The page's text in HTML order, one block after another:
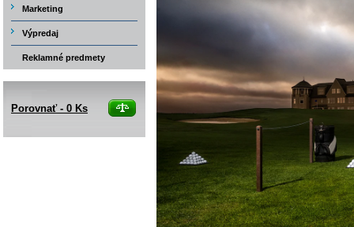
Marketing
Výpredaj
Reklamné predmety
Porovnať - 0 Ks